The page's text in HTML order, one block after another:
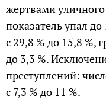
жертвами
показатель упал
с 29,8 % до 15,8 %,
до 3,3 %.
преступлений:
с 7,3 % до 11 %.